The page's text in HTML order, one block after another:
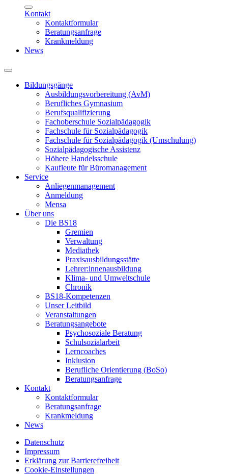
Kontakt
Kontaktformular
Beratungsanfrage
Krankmeldung
News
Bildungsgänge
Ausbildungsvorbereitung (AvM)
Berufliches Gymnasium
Berufsqualifizierung
Fachoberschule Sozialpädagogik
Fachschule für Sozialpädagogik
Fachschule für Sozialpädagogik (Umschulung)
Sozialpädagogische Assistenz
Höhere Handelsschule
Kaufleute für Büromanagement
Service
Anliegenmanagement
Anmeldung
Mensa
Über uns
Die BS18
Gremien
Verwaltung
Mediathek
Praxisausbildungsstätte
Lehrer:innenausbildung
Klima- und Umweltschule
Chronik
BS18-Kompetenzen
Unser Leitbild
Veranstaltungen
Beratungsangebote
Psychosoziale Beratung
Schulsozialarbeit
Lerncoaches
Inklusion
Berufliche Orientierung (BoSo)
Beratungsanfrage
Kontakt
Kontaktformular
Beratungsanfrage
Krankmeldung
News
Datenschutz
Impressum
Erklärung zur Barrierefreiheit
Cookie-Einstellungen